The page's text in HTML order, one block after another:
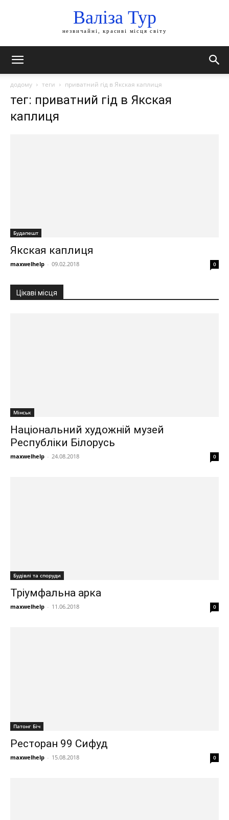
Валіза Тур
незвичайні, красиві місця світу
додому теги приватний гід в Якская каплиця
тег: приватний гід в Якская
каплиця
Будапешт
Якская каплиця
maxwelhelp - 09.02.2018 0
Цікаві місця
Мінськ
Національний художній музей
Республіки Білорусь
maxwelhelp - 24.08.2018 0
Будівлі та споруди
Тріумфальна арка
maxwelhelp - 11.06.2018 0
Патонг Біч
Ресторан 99 Сифуд
maxwelhelp - 15.08.2018 0